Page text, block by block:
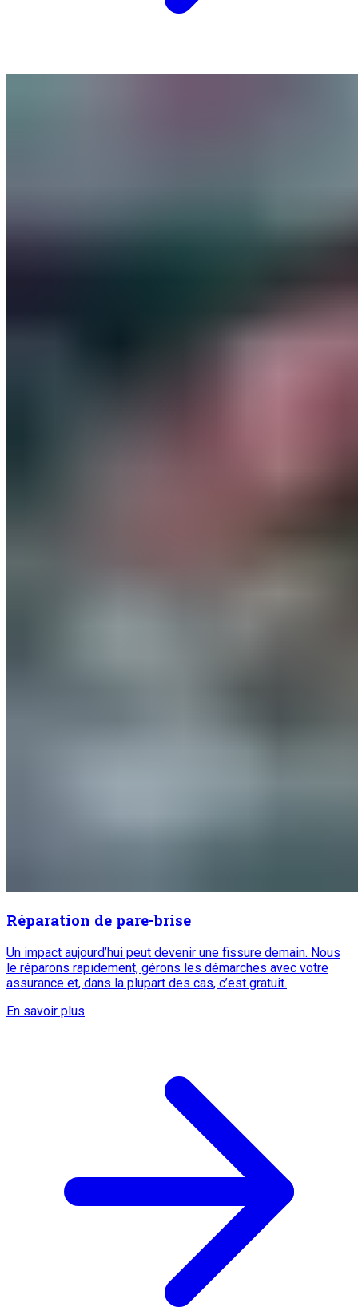
Réparation de pare-brise
Un impact aujourd’hui peut devenir une fissure demain. Nous
le réparons rapidement, gérons les démarches avec votre
assurance et, dans la plupart des cas, c’est gratuit.
En savoir plus